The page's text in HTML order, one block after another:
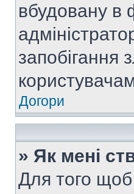
вбудовану в
Догори
» Як мені
Для того щоб